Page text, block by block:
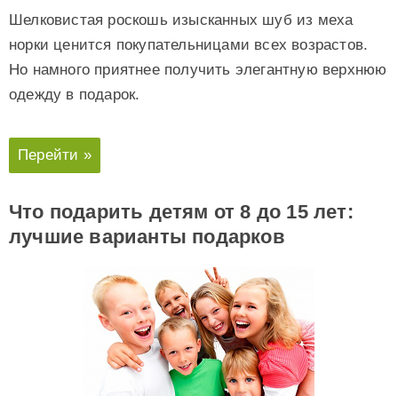
Шелковистая роскошь изысканных шуб из меха
норки ценится покупательницами всех возрастов.
Но намного приятнее получить элегантную верхнюю
одежду в подарок.
Перейти »
Что подарить детям от 8 до 15 лет:
лучшие варианты подарков